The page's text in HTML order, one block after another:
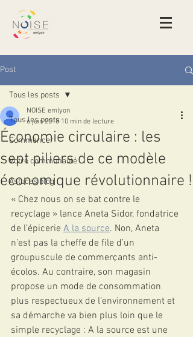
Post
Tous les posts
Commencer
Votre communauté
Astuces blog
Tous les posts
Économie circulaire : les
sept piliers de ce modèle
économique révolutionnaire !
NOISE emlyon
6 juin 2018 10 min de lecture
« Chez nous on se bat contre le
recyclage » lance Aneta Sidor, fondatrice
de l’épicerie A la source. Non, Aneta
n’est pas la cheffe de file d’un
groupuscule de commerçants anti-
écolos. Au contraire, son magasin
propose un mode de consommation
plus respectueux de l’environnement et
sa démarche va bien plus loin que le
simple recyclage : A la source est une